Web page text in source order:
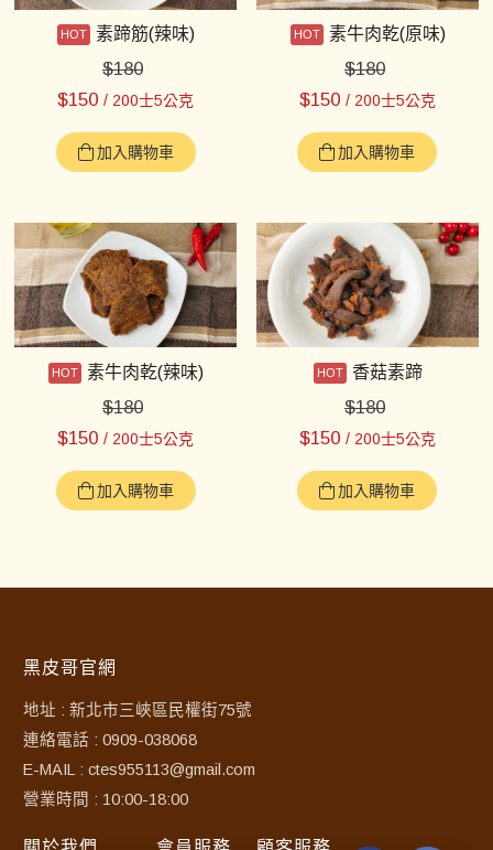
素蹄筋(辣味)
$180
$150/ 200士5公克
加入購物車
素牛肉乾(原味)
$180
$150 / 200士5公克
加入購物車
素牛肉乾(辣味)
$180
$150/ 200士5公克
加入購物車
香菇素蹄
$180
$150 / 200士5公克
加入購物車
黑皮哥官網
地址 : 新北市三峽區民權街75號
連絡電話 : 0909-038068
E-MAIL : ctes955113@gmail.com
營業時間 : 10:00-18:00